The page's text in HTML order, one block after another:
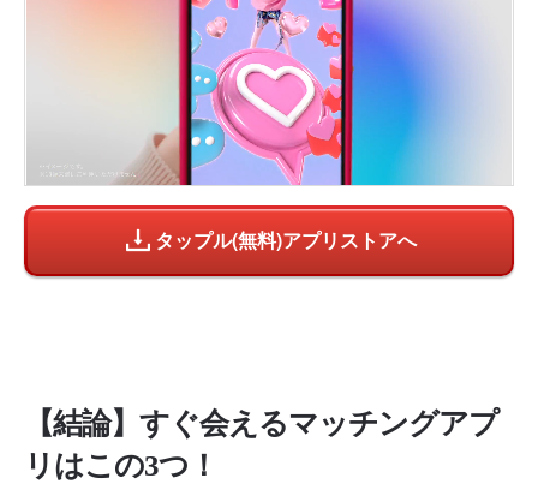
タップル(無料)アプリストアへ
【結論】すぐ会えるマッチングアプ
リはこの3つ！